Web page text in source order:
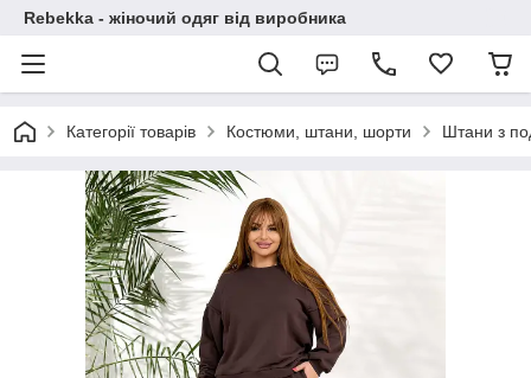
Rebekka - жіночий одяг від виробника
Категорії товарів Костюми, штани, шорти Штани з